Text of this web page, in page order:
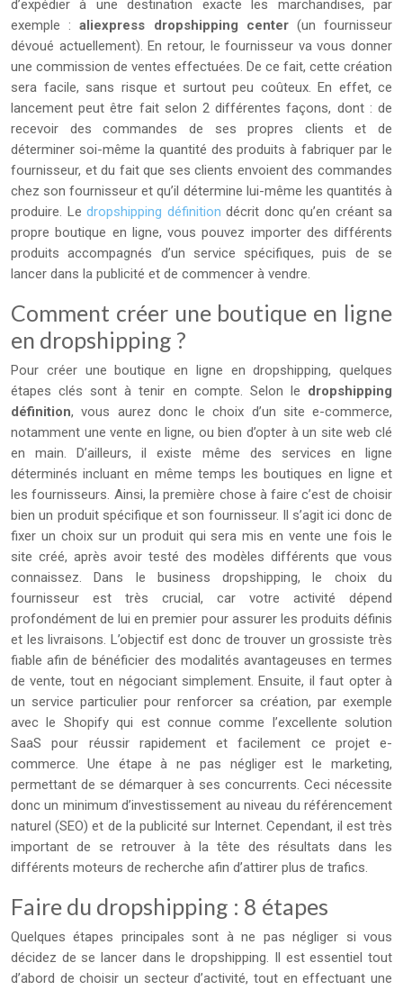
d’expédier à une destination exacte les marchandises, par
exemple :aliexpress dropshipping center(un fournisseur
dévoué actuellement). En retour, le fournisseur va vous donner
une commission de ventes effectuées. De ce fait, cette création
sera facile, sans risque et surtout peu coûteux. En effet, ce
lancement peut être fait selon 2 différentes façons, dont : de
recevoir des commandes de ses propres clients et de
déterminer soi-même la quantité des produits à fabriquer par le
fournisseur, et du fait que ses clients envoient des commandes
chez son fournisseur et qu’il détermine lui-même les quantités à
produire. Le dropshipping définition décrit donc qu’en créant sa
propre boutique en ligne, vous pouvez importer des différents
produits accompagnés d’un service spécifiques, puis de se
lancer dans la publicité et de commencer à vendre.
Comment créer une boutique en ligne
en dropshipping ?
Pour créer une boutique en ligne en dropshipping, quelques
étapes clés sont à tenir en compte. Selon le dropshipping
définition, vous aurez donc le choix d’un site e-commerce,
notamment une vente en ligne, ou bien d’opter à un site web clé
en main. D’ailleurs, il existe même des services en ligne
déterminés incluant en même temps les boutiques en ligne et
les fournisseurs. Ainsi, la première chose à faire c’est de choisir
bien un produit spécifique et son fournisseur. Il s’agit ici donc de
fixer un choix sur un produit qui sera mis en vente une fois le
site créé, après avoir testé des modèles différents que vous
connaissez. Dans le business dropshipping, le choix du
fournisseur est très crucial, car votre activité dépend
profondément de lui en premier pour assurer les produits définis
et les livraisons. L’objectif est donc de trouver un grossiste très
fiable afin de bénéficier des modalités avantageuses en termes
de vente, tout en négociant simplement. Ensuite, il faut opter à
un service particulier pour renforcer sa création, par exemple
avec le Shopify qui est connue comme l’excellente solution
SaaS pour réussir rapidement et facilement ce projet e-
commerce. Une étape à ne pas négliger est le marketing,
permettant de se démarquer à ses concurrents. Ceci nécessite
donc un minimum d’investissement au niveau du référencement
naturel (SEO) et de la publicité sur Internet. Cependant, il est très
important de se retrouver à la tête des résultats dans les
différents moteurs de recherche afin d’attirer plus de trafics.
Faire du dropshipping : 8 étapes
Quelques étapes principales sont à ne pas négliger si vous
décidez de se lancer dans le dropshipping. Il est essentiel tout
d’abord de choisir un secteur d’activité, tout en effectuant une